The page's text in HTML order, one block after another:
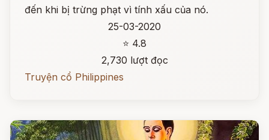
đến khi bị trừng phạt vì tính xấu của nó.
25-03-2020
⭐ 4.8
2,730 lượt đọc
Truyện cổ Philippines